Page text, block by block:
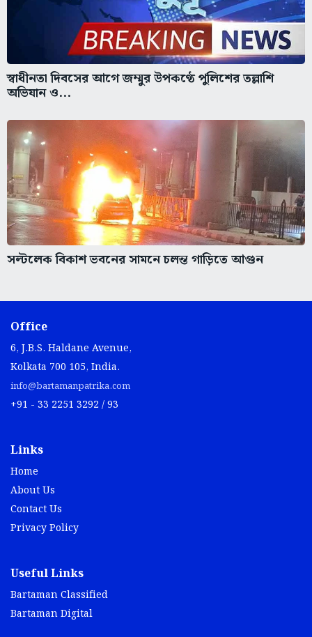
স্বাধীনতা দিবসের আগে জম্মুর উপকণ্ঠে পুলিশের তল্লাশি
অভিযান ও...
সল্টলেক বিকাশ ভবনের সামনে চলন্ত গাড়িতে আগুন
Office
6, J.B.S. Haldane Avenue,
Kolkata 700 105, India.
info@bartamanpatrika.com
+91 - 33 2251 3292 / 93
Links
Home
About Us
Contact Us
Privacy Policy
Useful Links
Bartaman Classified
Bartaman Digital